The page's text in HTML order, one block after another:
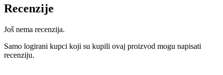
Recenzije
Još nema recenzija.
Samo logirani kupci koji su kupili ovaj proizvod mogu napisati
recenziju.